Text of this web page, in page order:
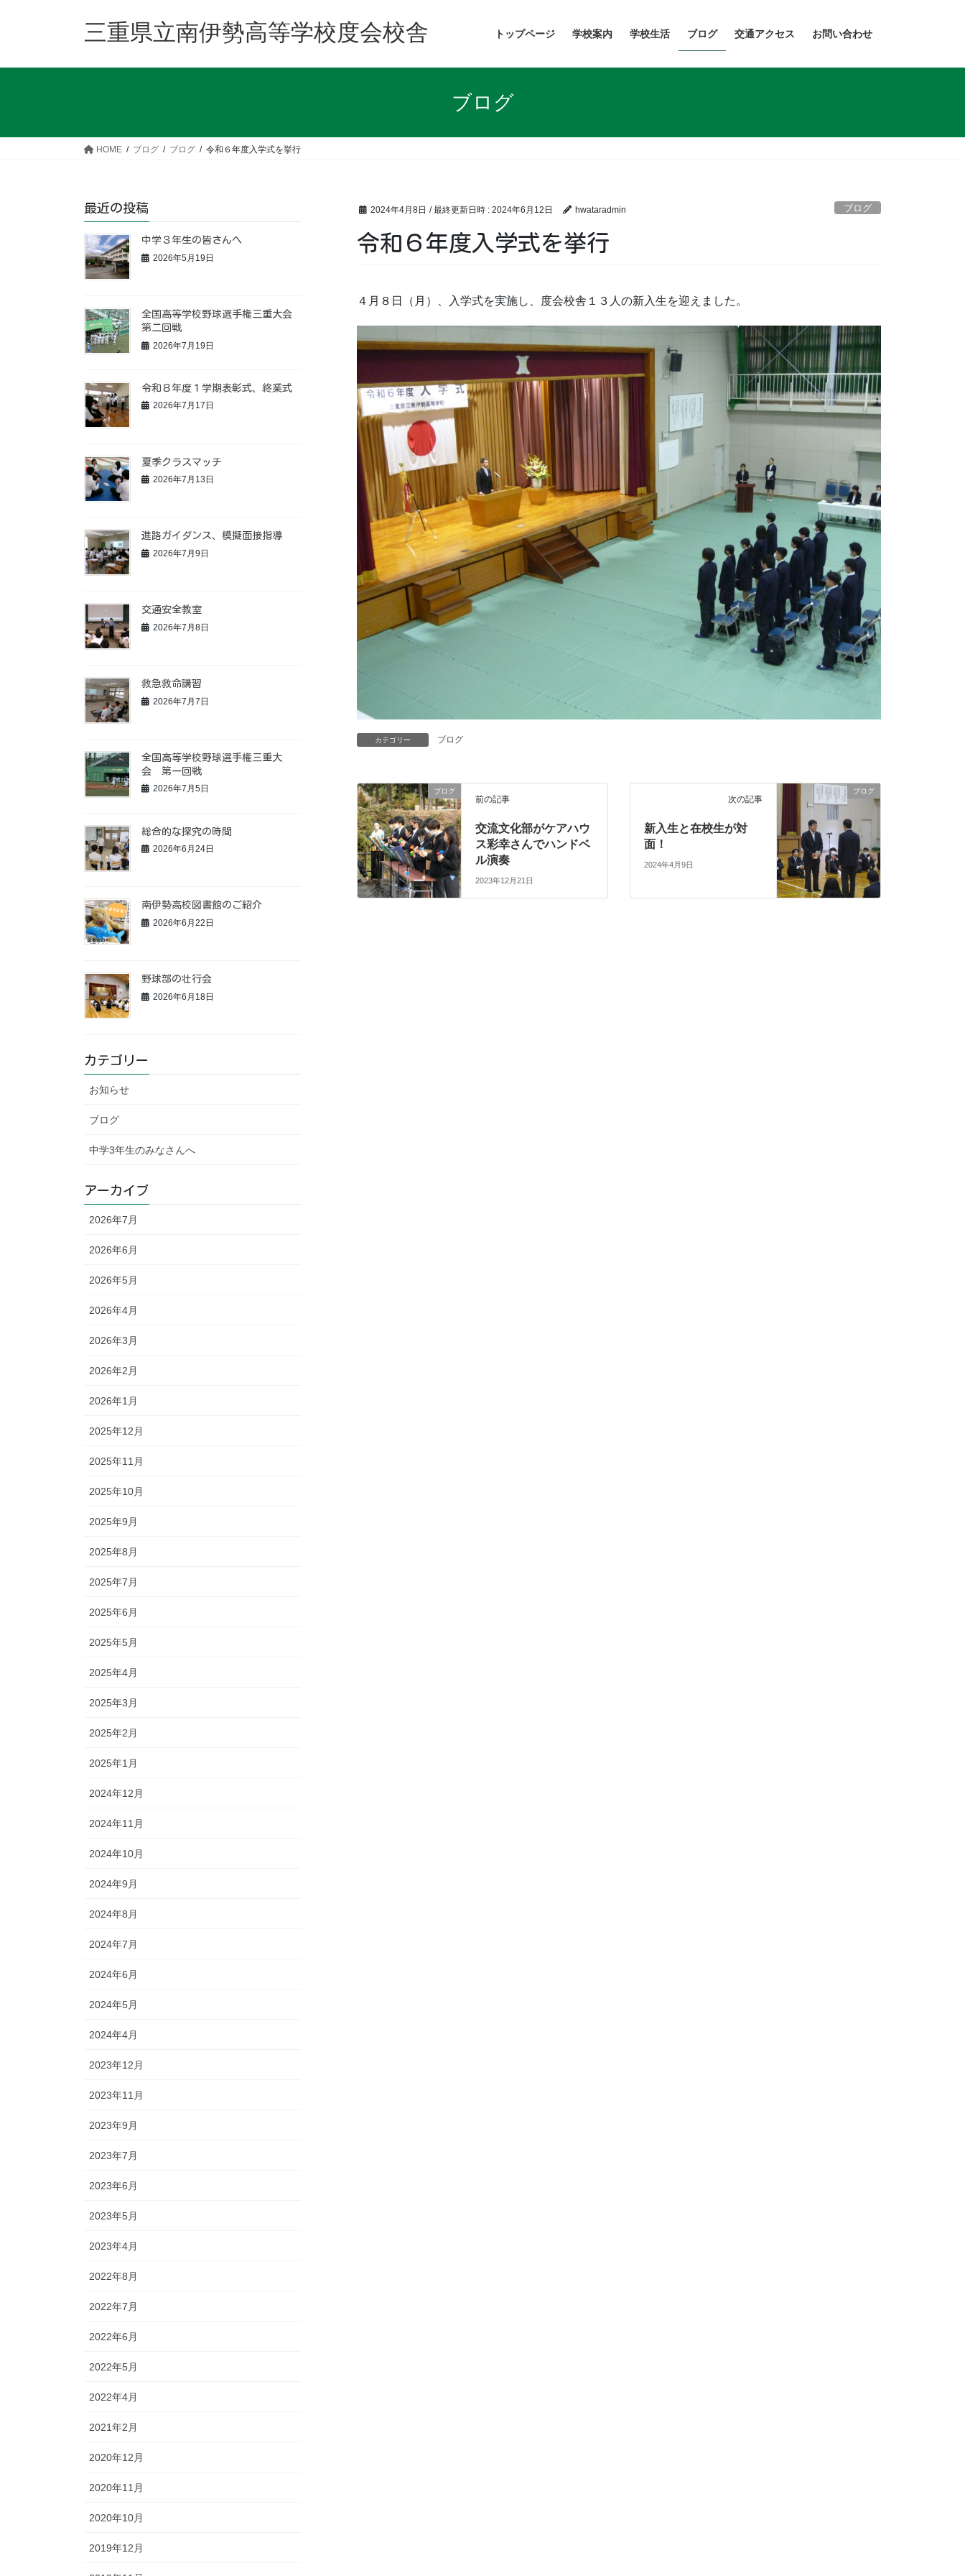
三重県立南伊勢高等学校度会校舎 トップページ 学校案内 学校生活 ブログ 交通アクセス お問い合わせ
ブログ
HOME ブログ ブログ 令和６年度入学式を挙行
2024年4月8日 / 最終更新日時 : 2024年6月12日 hwataradmin ブログ
令和６年度入学式を挙行
４月８日（月）、入学式を実施し、度会校舎１３人の新入生を迎えました。
カテゴリー ブログ
ブログ
前の記事
交流文化部がケアハウ
ス彩幸さんでハンドベ
ル演奏
2023年12月21日
ブログ
次の記事
新入生と在校生が対
面！
2024年4月9日
最近の投稿
中学３年生の皆さんへ
2026年5月19日
全国高等学校野球選手権三重大会
第二回戦
2026年7月19日
令和８年度１学期表彰式、終業式
2026年7月17日
夏季クラスマッチ
2026年7月13日
進路ガイダンス、模擬面接指導
2026年7月9日
交通安全教室
2026年7月8日
救急救命講習
2026年7月7日
全国高等学校野球選手権三重大
会 第一回戦
2026年7月5日
総合的な探究の時間
2026年6月24日
南伊勢高校図書館のご紹介
2026年6月22日
野球部の壮行会
2026年6月18日
カテゴリー
お知らせ
ブログ
中学3年生のみなさんへ
アーカイブ
2026年7月
2026年6月
2026年5月
2026年4月
2026年3月
2026年2月
2026年1月
2025年12月
2025年11月
2025年10月
2025年9月
2025年8月
2025年7月
2025年6月
2025年5月
2025年4月
2025年3月
2025年2月
2025年1月
2024年12月
2024年11月
2024年10月
2024年9月
2024年8月
2024年7月
2024年6月
2024年5月
2024年4月
2023年12月
2023年11月
2023年9月
2023年7月
2023年6月
2023年5月
2023年4月
2022年8月
2022年7月
2022年6月
2022年5月
2022年4月
2021年2月
2020年12月
2020年11月
2020年10月
2019年12月